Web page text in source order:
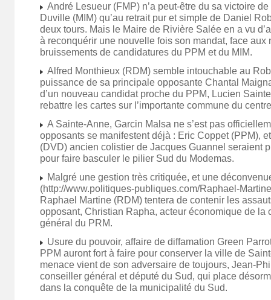
André Lesueur (FMP) n’a peut-être du sa victoire
Duville (MIM) qu’au retrait pur et simple de Daniel
deux tours. Mais le Maire de Rivière Salée en a vu
à reconquérir une nouvelle fois son mandat, face aux
bruissements de candidatures du PPM et du MIM.
Alfred Monthieux (RDM) semble intouchable au
puissance de sa principale opposante Chantal
d’un nouveau candidat proche du PPM, Lucien
rebattre les cartes sur l’importante commune du
A Sainte-Anne, Garcin Malsa ne s’est pas
opposants se manifestent déjà : Eric Coppet (PPM),
(DVD) ancien colistier de Jacques Guannel seraient
pour faire basculer le pilier Sud du Modemas.
Malgré une gestion très critiquée, et une
(http://www.politiques-publiques.com/Raphael-
Raphael Martine (RDM) tentera de contenir les
opposant, Christian Rapha, acteur économique de la
général du PRM.
Usure du pouvoir, affaire de diffamation Green
PPM auront fort à faire pour conserver la ville de
menace vient de son adversaire de toujours, Jean-
conseiller général et député du Sud, qui place
dans la conquête de la municipalité du Sud.